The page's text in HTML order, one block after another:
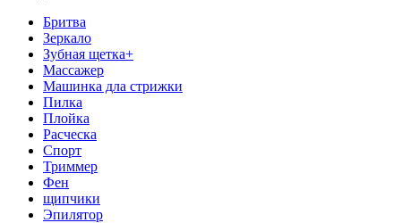
Бритва
Зеркало
Зубная щетка+
Массажер
Машинка дла стрижки
Пилка
Плойка
Расческа
Спорт
Триммер
Фен
щипчики
Эпилятор